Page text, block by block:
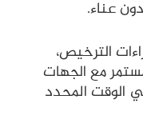
عناء.
الترخيص،
مع الجهات
الوقت المحدد